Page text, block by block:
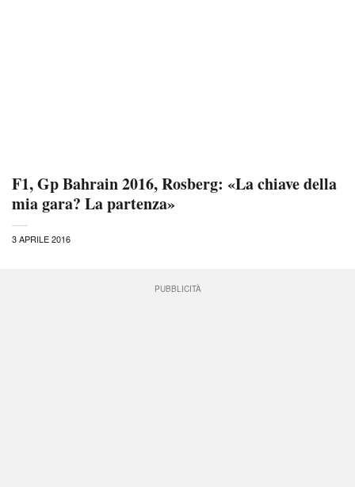
F1, Gp Bahrain 2016, Rosberg: «La chiave della
mia gara? La partenza»
3 APRILE 2016
PUBBLICITÀ